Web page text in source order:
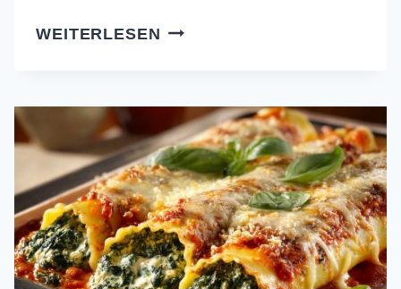
WEITERLESEN KLASSISCHES
REZEPT
FÜR
PERFEKTE
BINDUNG